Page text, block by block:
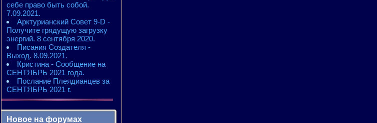
себе право быть собой.
7.09.2021.
Арктурианский Совет 9-D -
Получите грядущую загрузку
энергий. 8 сентября 2020.
Писания Создателя -
Выход. 8.09.2021.
Кристина - Сообщение на
СЕНТЯБРЬ 2021 года.
Послание Плеядианцев за
СЕНТЯБРЬ 2021 г.
Новое на форумах